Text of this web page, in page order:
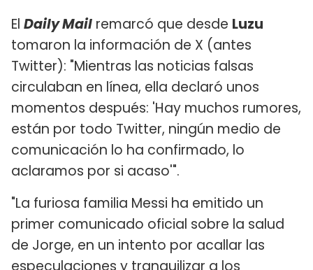
El Daily Mail remarcó que desde Luzu
tomaron la información de X (antes
Twitter): "Mientras las noticias falsas
circulaban en línea, ella declaró unos
momentos después: 'Hay muchos rumores,
están por todo Twitter, ningún medio de
comunicación lo ha confirmado, lo
aclaramos por si acaso'".
"La furiosa familia Messi ha emitido un
primer comunicado oficial sobre la salud
de Jorge, en un intento por acallar las